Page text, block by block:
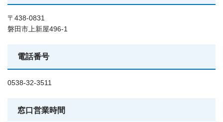
〒438-0831
磐田市上新屋496-1
電話番号
0538-32-3511
窓口営業時間